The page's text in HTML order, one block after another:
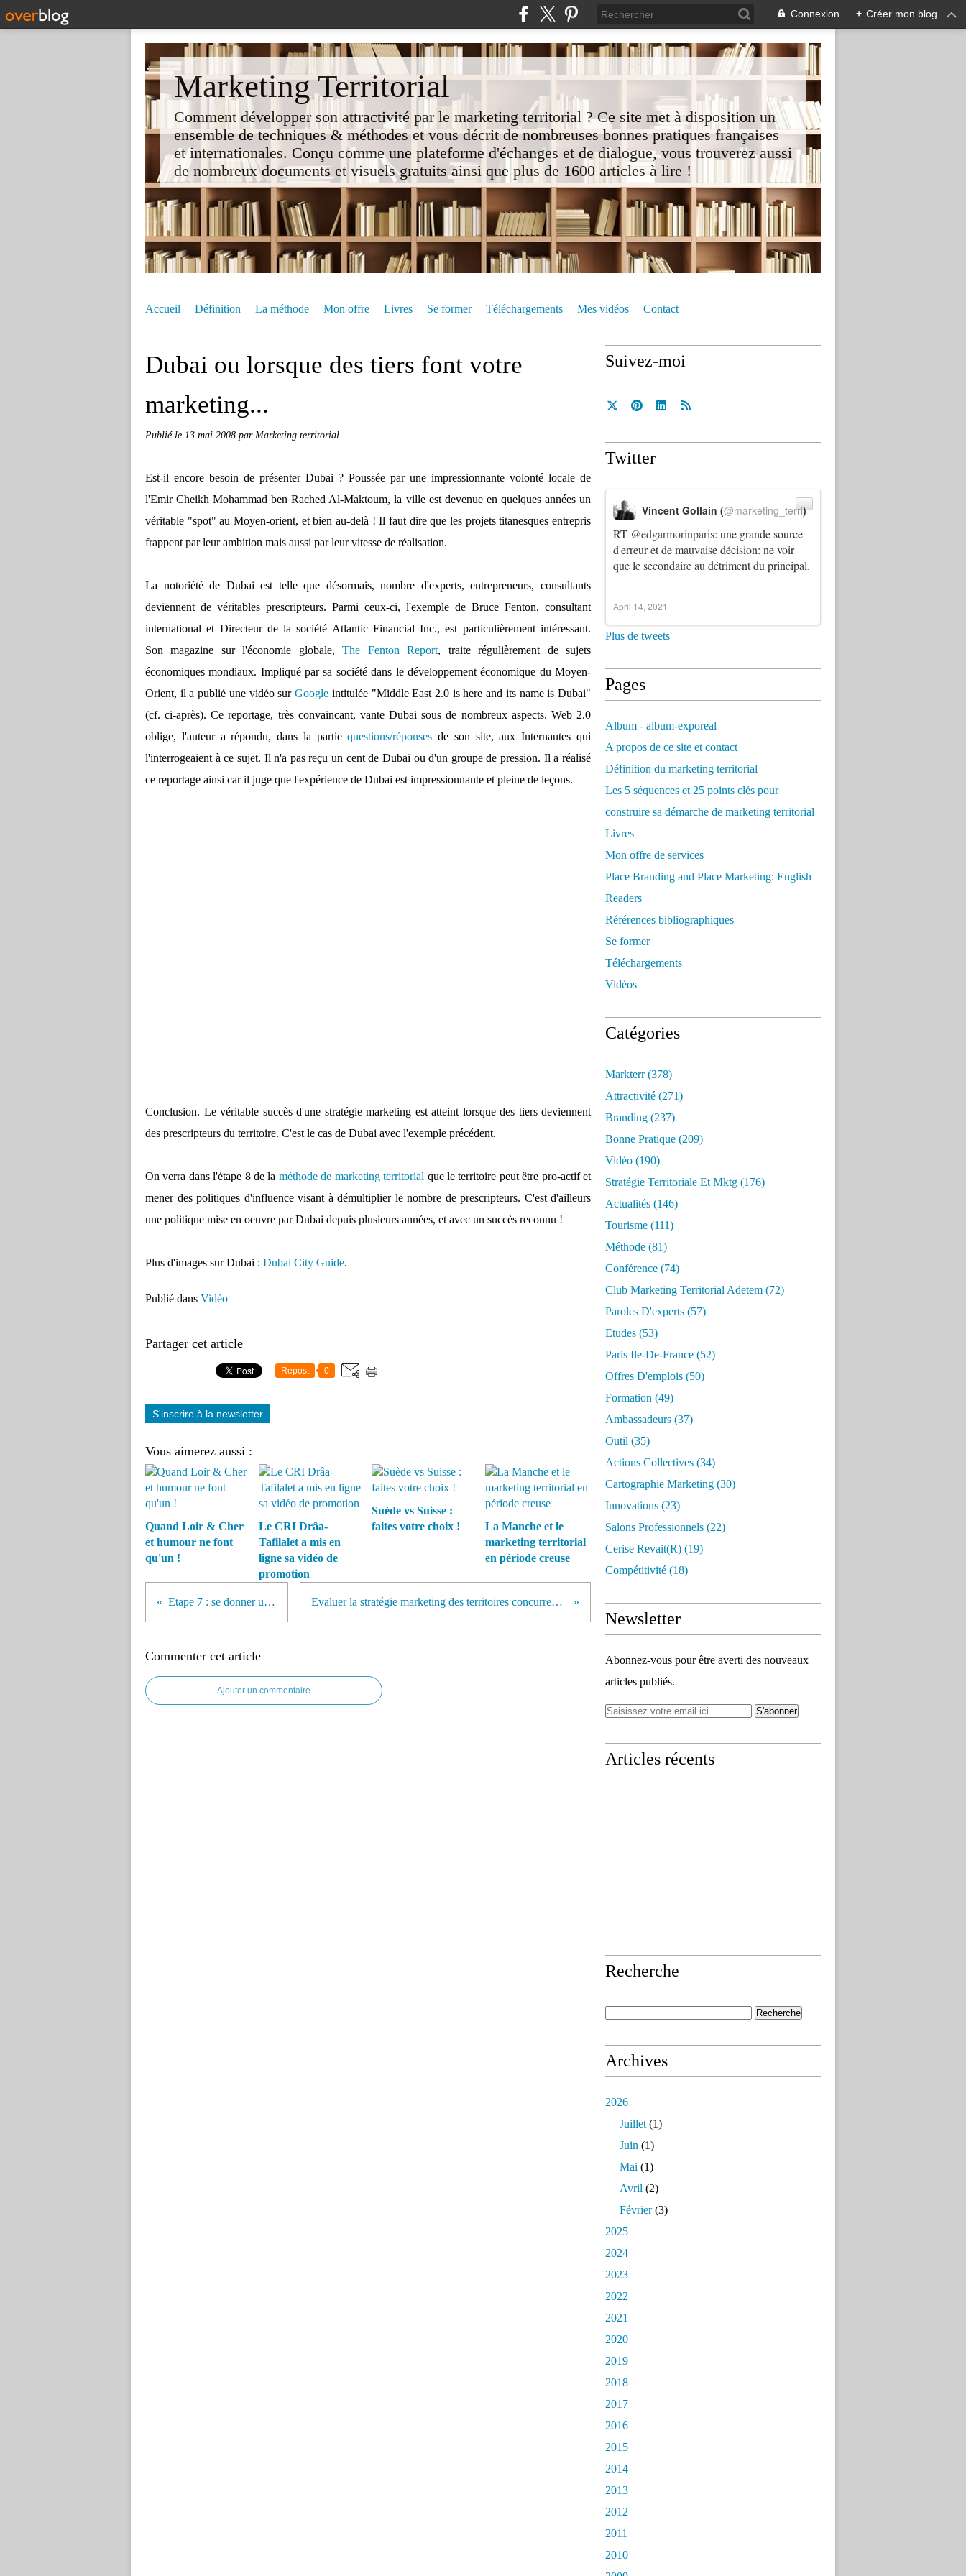
Connexion + Créer mon blog
Marketing Territorial
Comment développer son attractivité par le marketing territorial ? Ce site met à disposition un
ensemble de techniques & méthodes et vous décrit de nombreuses bonnes pratiques françaises
et internationales. Conçu comme une plateforme d'échanges et de dialogue, vous trouverez aussi
de nombreux documents et visuels gratuits ainsi que plus de 1600 articles à lire !
Accueil Définition La méthode Mon offre Livres Se former Téléchargements Mes vidéos Contact
Dubai ou lorsque des tiers font votre
marketing...
Publié le 13 mai 2008 par Marketing territorial
Est-il encore besoin de présenter Dubai ? Poussée par une impressionnante volonté locale de
l'Emir Cheikh Mohammad ben Rached Al-Maktoum, la ville est devenue en quelques années un
véritable "spot" au Moyen-orient, et bien au-delà ! Il faut dire que les projets titanesques entrepris
frappent par leur ambition mais aussi par leur vitesse de réalisation.
La notoriété de Dubai est telle que désormais, nombre d'experts, entrepreneurs, consultants
deviennent de véritables prescripteurs. Parmi ceux-ci, l'exemple de Bruce Fenton, consultant
international et Directeur de la société Atlantic Financial Inc., est particulièrement intéressant.
Son magazine sur l'économie globale,The Fenton Report, traite régulièrement de sujets
économiques mondiaux. Impliqué par sa société dans le développement économique du Moyen-
Orient, il a publié une vidéo surGoogle intitulée "Middle East 2.0 is here and its name is Dubai"
(cf. ci-après). Ce reportage, très convaincant, vante Dubai sous de nombreux aspects. Web 2.0
oblige, l'auteur a répondu, dans la partiequestions/réponses de son site, aux Internautes qui
l'interrogeaient à ce sujet. Il n'a pas reçu un cent de Dubai ou d'un groupe de pression. Il a réalisé
ce reportage ainsi car il juge que l'expérience de Dubai est impressionnante et pleine de leçons.
Conclusion. Le véritable succès d'une stratégie marketing est atteint lorsque des tiers deviennent
des prescripteurs du territoire. C'est le cas de Dubai avec l'exemple précédent.
On verra dans l'étape 8 de la méthode de marketing territorial que le territoire peut être pro-actif et
mener des politiques d'influence visant à démultiplier le nombre de prescripteurs. C'est d'ailleurs
une politique mise en oeuvre par Dubai depuis plusieurs années, et avec un succès reconnu !
Plus d'images sur Dubai : Dubai City Guide.
Publié dans Vidéo
Partager cet article
Repost 0
S'inscrire à la newsletter
Vous aimerez aussi :
Quand Loir & Cher
et humour ne font
qu'un !
Le CRI Drâa-
Tafilalet a mis en
ligne sa vidéo de
promotion
Suède vs Suisse :
faites votre choix !
La Manche et le
marketing territorial
en période creuse
Etape 7 : se donner une ambition Evaluer la stratégie marketing des territoires concurrents avec Cerise revait(r)
Commenter cet article
Ajouter un commentaire
Suivez-moi
Twitter
RT @edgarmorinparis: une grande source
d'erreur et de mauvaise décision: ne voir
que le secondaire au détriment du principal.
Vincent Gollain (@marketing_terri)
April 14, 2021
Plus de tweets
Pages
Album - album-exporeal
A propos de ce site et contact
Définition du marketing territorial
Les 5 séquences et 25 points clés pour
construire sa démarche de marketing territorial
Livres
Mon offre de services
Place Branding and Place Marketing: English
Readers
Références bibliographiques
Se former
Téléchargements
Vidéos
Catégories
Markterr(378)
Attractivité (271)
Branding (237)
Bonne Pratique (209)
Vidéo (190)
Stratégie Territoriale Et Mktg (176)
Actualités (146)
Tourisme (111)
Méthode (81)
Conférence (74)
Club Marketing Territorial Adetem (72)
Paroles D'experts (57)
Etudes (53)
Paris Ile-De-France (52)
Offres D'emplois (50)
Formation (49)
Ambassadeurs (37)
Outil (35)
Actions Collectives (34)
Cartographie Marketing (30)
Innovations (23)
Salons Professionnels (22)
Cerise Revait(r) (19)
Compétitivité (18)
Newsletter
Abonnez-vous pour être averti des nouveaux
articles publiés.
Articles récents
Recherche
Archives
2026
Juillet (1)
Juin (1)
Mai (1)
Avril (2)
Février(3)
2025
2024
2023
2022
2021
2020
2019
2018
2017
2016
2015
2014
2013
2012
2011
2010